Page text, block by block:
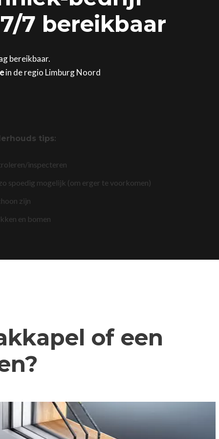
7 bereikbaar
bereikbaar.
in de regio Limburg Noord
tips:
inspecteren
spoedig mogelijk (om erger te voorkomen)
zijn
en bomen
of een